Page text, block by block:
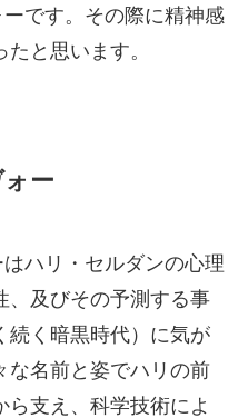
です。その際に精神感
と思います。
ー
ハリ・セルダンの心理
、及びその予測する事
続く暗黒時代）に気が
な名前と姿でハリの前
支え、科学技術によ